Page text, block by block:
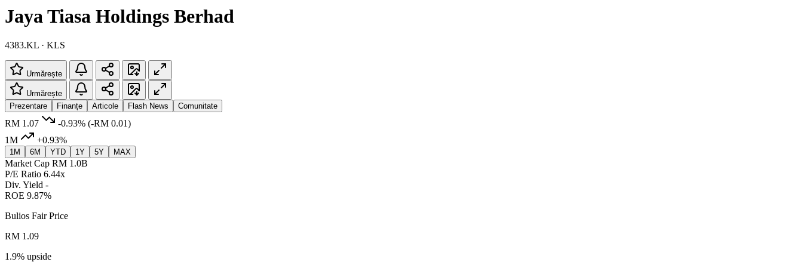
Jaya Tiasa Holdings Berhad
4383.KL · KLS
Urmărește
Urmărește
Prezentare
Finanțe Articole Flash News Comunitate
RM 1.07 -0.93% (-RM 0.01)
1M
+0.93%
1M 6M YTD 1Y 5Y MAX
Market Cap RM 1.0B
P/E Ratio 6.44x
Div. Yield -
ROE 9.87%
Bulios Fair Price
RM 1.09
1.9% upside